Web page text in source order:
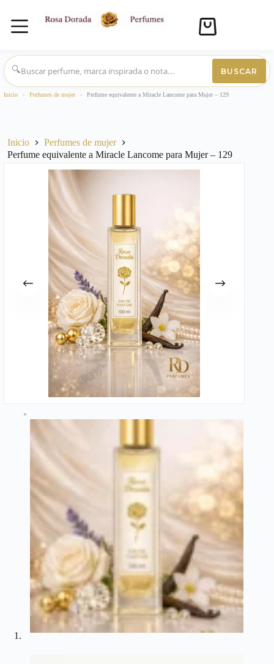
Saltar
al
contenido
Carro
compra
🔍
BUSCAR
Inicio › Perfumes de mujer › Perfume equivalente a Miracle Lancome para Mujer – 129
Inicio
Perfumes de mujer
Perfume equivalente a Miracle Lancome para Mujer – 129